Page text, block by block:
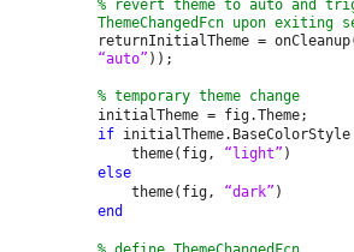
% revert theme to auto and
ThemeChangedFcn upon exiting
returnInitialTheme =
“auto” ));
% temporary theme change
initialTheme = fig.Theme;
ifinitialTheme.BaseColorStyle
theme(fig,
“light” )
else
theme(fig,
“dark” )
end